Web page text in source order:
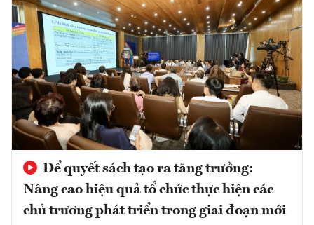
Để quyết sách tạo ra tăng trưởng:
Nâng cao hiệu quả tổ chức thực hiện các
chủ trương phát triển trong giai đoạn mới